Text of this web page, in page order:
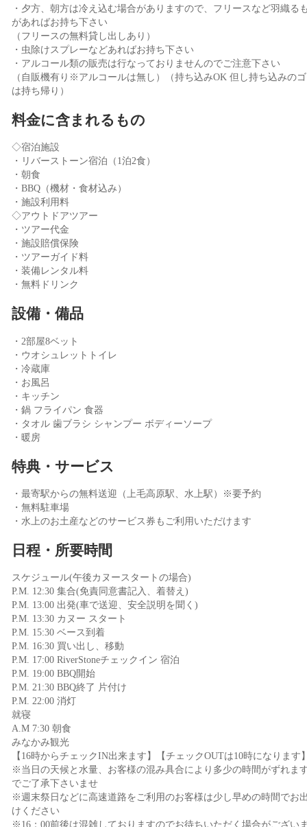
・夕方、朝方は冷え込む場合がありますので、フリースなど羽織る
があればお持ち下さい
（フリースの無料貸し出しあり）
・虫除けスプレーなどあればお持ち下さい
・アルコール類の販売は行なっておりませんのでご注意下さい
（自販機有り※アルコールは無し）（持ち込みOK 但し持ち込みの
は持ち帰り）
料金に含まれるもの
◇宿泊施設
・リバーストーン宿泊（1泊2食）
・朝食
・BBQ（機材・食材込み）
・施設利用料
◇アウトドアツアー
・ツアー代金
・施設賠償保険
・ツアーガイド料
・装備レンタル料
・無料ドリンク
設備・備品
・2部屋8ベット
・ウオシュレットトイレ
・冷蔵庫
・お風呂
・キッチン
・鍋 フライパン 食器
・タオル 歯ブラシ シャンプー ボディーソープ
・暖房
特典・サービス
・最寄駅からの無料送迎（上毛高原駅、水上駅）※要予約
・無料駐車場
・水上のお土産などのサービス券もご利用いただけます
日程・所要時間
スケジュール(午後カヌースタートの場合)
P.M. 12:30 集合(免責同意書記入、着替え)
P.M. 13:00 出発(車で送迎、安全説明を聞く)
P.M. 13:30 カヌー スタート
P.M. 15:30 ベース到着
P.M. 16:30 買い出し、移動
P.M. 17:00 RiverStoneチェックイン 宿泊
P.M. 19:00 BBQ開始
P.M. 21:30 BBQ終了 片付け
P.M. 22:00 消灯
就寝
A.M 7:30 朝食
みなかみ観光
【16時からチェックIN出来ます】【チェックOUTは10時になります
※当日の天候と水量、お客様の混み具合により多少の時間がずれま
でご了承下さいませ
※週末祭日などに高速道路をご利用のお客様は少し早めの時間でお
けください
※16：00前後は混雑しておりますのでお待ちいただく場合がござい